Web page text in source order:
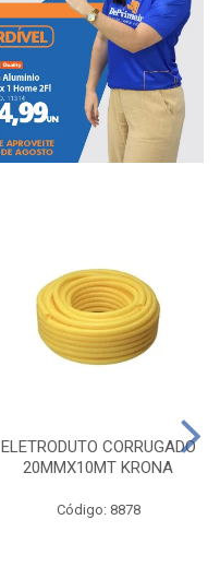
ELETRODUTO CORRUGADO
20MMX10MT KRONA
Código: 8878